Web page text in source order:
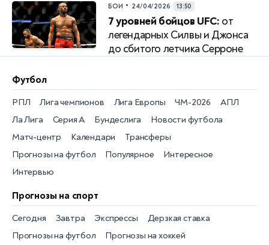
БОИ • 24/04/2026 13:50
7 уровней бойцов UFC: от
легендарных Силвы и Джонса
до сбитого летчика Серроне
Футбол
Новости футбола
РПЛ
Матч-центр
Лига чемпионов
Календари
Лига Европы
Трансферы
ЧМ-2026
Прогнозы на футбол
АПЛ
Популярное
Ла Лига
Интересное
Серия А
Интервью
Бундеслига
Прогнозы на спорт
Прогнозы на футбол
Сегодня
Прогнозы на хоккей
Завтра Экспрессы Дерзкая ставка